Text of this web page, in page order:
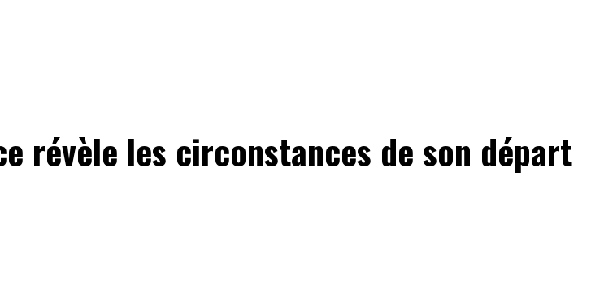
révèle les circonstances de son départ